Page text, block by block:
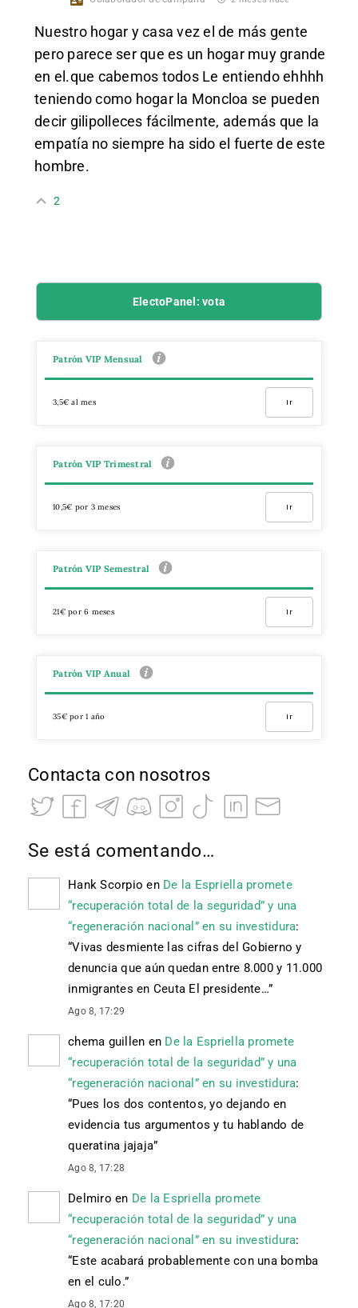
Nuestro hogar y casa vez el de más gente
pero parece ser que es un hogar muy grande
en el.que cabemos todos Le entiendo ehhhh
teniendo como hogar la Moncloa se pueden
decir gilipolleces fácilmente, además que la
empatía no siempre ha sido el fuerte de este
hombre.
2
ElectoPanel: vota
Patrón VIP Mensual
3,5€ al mes Ir
Patrón VIP Trimestral
10,5€ por 3 meses Ir
Patrón VIP Semestral
21€ por 6 meses Ir
Patrón VIP Anual
35€ por 1 año Ir
Contacta con nosotros
Se está comentando…
Hank Scorpio en De la Espriella promete
“recuperación total de la seguridad” y una
“regeneración nacional” en su investidura:
“Vivas desmiente las cifras del Gobierno y
denuncia que aún quedan entre 8.000 y 11.000
inmigrantes en Ceuta El presidente…”
Ago 8, 17:29
chema guillen en De la Espriella promete
“recuperación total de la seguridad” y una
“regeneración nacional” en su investidura:
“Pues los dos contentos, yo dejando en
evidencia tus argumentos y tu hablando de
queratina jajaja”
Ago 8, 17:28
Delmiro en De la Espriella promete
“recuperación total de la seguridad” y una
“regeneración nacional” en su investidura:
“Este acabará probablemente con una bomba
en el culo.”
Ago 8, 17:20